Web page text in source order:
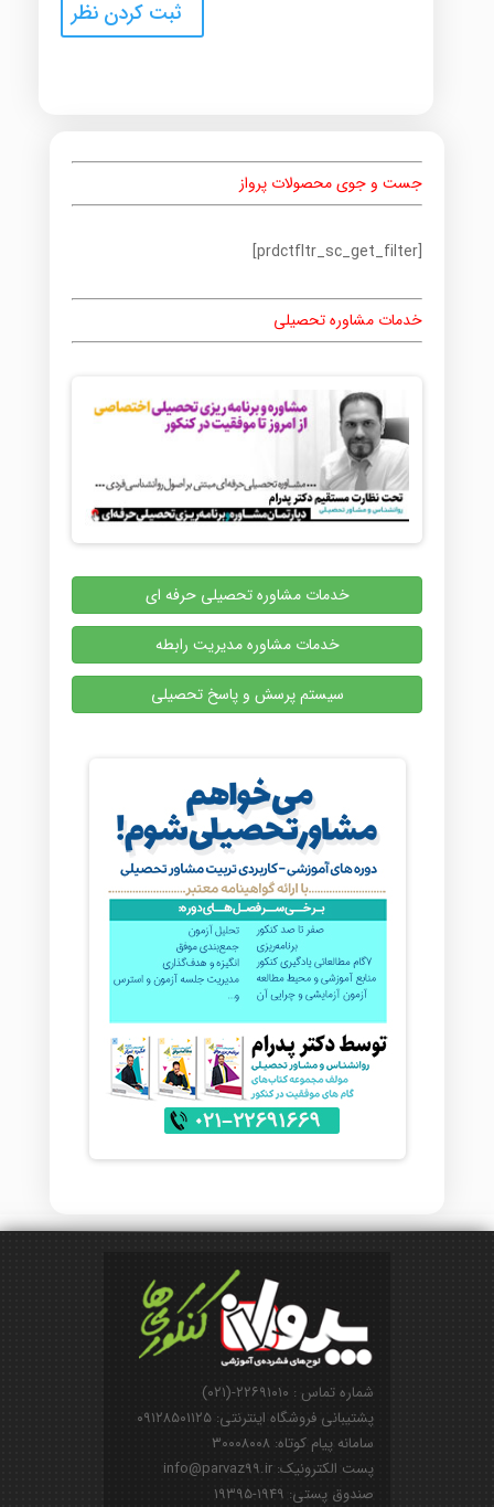
جست و جوی محصولات پرواز
[prdctfltr_sc_get_filter]
خدمات مشاوره تحصیلی
خدمات مشاوره تحصیلی حرفه ای
خدمات مشاوره مدیریت رابطه
سیستم پرسش و پاسخ تحصیلی
شماره تماس : ۲۲۶۹۱۰۱۰-(۰۲۱)
پشتیبانی فروشگاه اینترنتی: ۰۹۱۲۸۵۰۱۱۲۵
سامانه پیام کوتاه: ۳۰۰۰۸۰۰۸
پست الکترونیک: info@parvaz99.ir
صندوق پستی: ۱۹۴۹-۱۹۳۹۵